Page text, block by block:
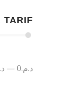
TARIF
د.م.0 —